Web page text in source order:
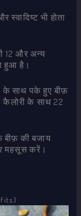
स्वादिष्ट भी होता
12 और अन्य
हुआ है।
के साथ पके हुए बीफ़
के साथ 22
बीफ़ की बजाय
महसूस करें।